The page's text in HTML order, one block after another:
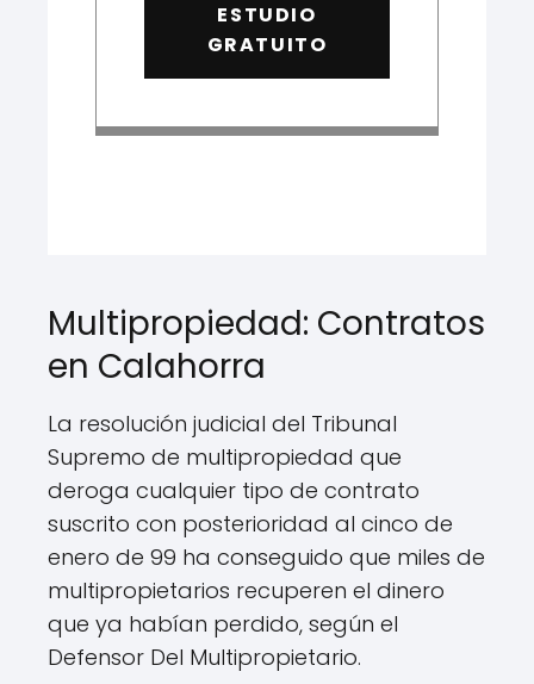
ESTUDIO
GRATUITO
Multipropiedad: Contratos
en Calahorra
La resolución judicial del Tribunal
Supremo de multipropiedad que
deroga cualquier tipo de contrato
suscrito con posterioridad al cinco de
enero de 99 ha conseguido que miles de
multipropietarios recuperen el dinero
que ya habían perdido, según el
Defensor Del Multipropietario.